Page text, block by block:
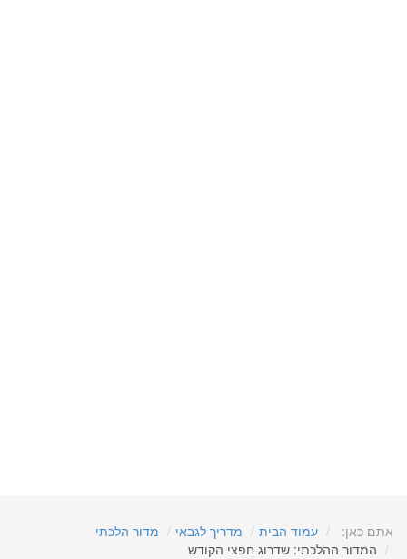
אתם כאן: עמוד הבית מדריך לגבאי
מדור הלכתי
המדור ההלכתי: שדרוג חפצי הקודש